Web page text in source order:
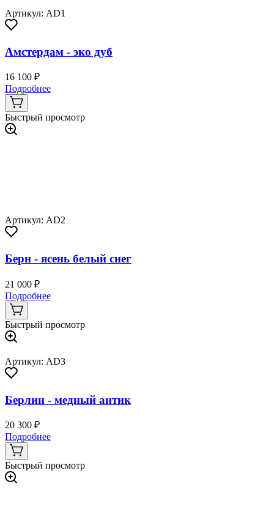
Артикул: AD1
Амстердам - эко дуб
16 100 ₽
Подробнее
Быстрый просмотр
Артикул: AD2
Берн - ясень белый снег
21 000 ₽
Подробнее
Быстрый просмотр
Артикул: AD3
Берлин - медный антик
20 300 ₽
Подробнее
Быстрый просмотр